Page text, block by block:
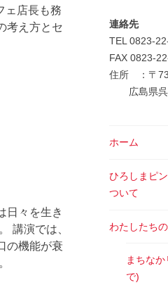
ェ店長も務
考え方とセ
日々を生き
講演では、
の機能が衰
連絡先
TEL 0823-
FAX 0823-
住所 ：〒
広島県呉
ホーム
ひろしまピ
ついて
わたしたち
まちな
で)